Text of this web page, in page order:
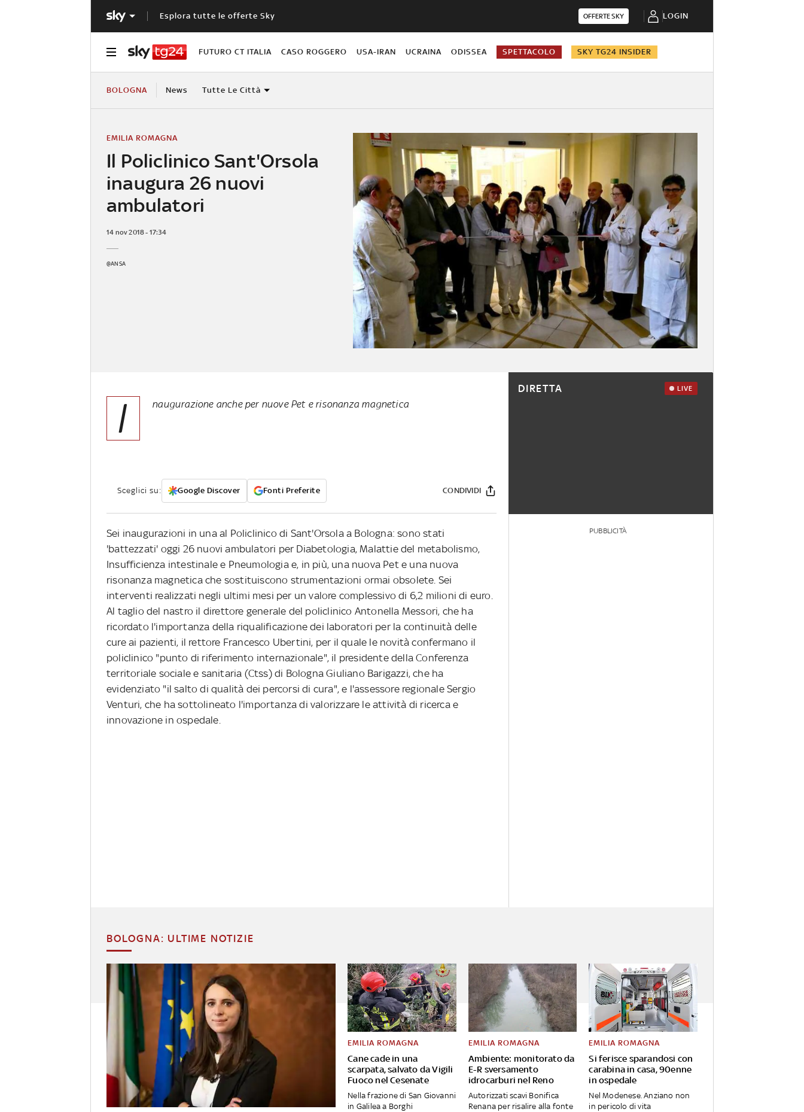
Esplora tutte le offerte Sky OFFERTE SKY LOGIN
FUTURO CT ITALIA CASO ROGGERO USA-IRAN UCRAINA ODISSEA SPETTACOLO SKY TG24 INSIDER
BOLOGNA News Tutte Le Città
Il Policlinico Sant'Orsola
inaugura 26 nuovi
ambulatori
EMILIA ROMAGNA
14 nov 2018 - 17:34
@ANSA
I naugurazione anche per nuove Pet e risonanza magnetica
Sceglici su: Google Discover Fonti Preferite CONDIVIDI
Sei inaugurazioni in una al Policlinico di Sant'Orsola a Bologna: sono stati
'battezzati' oggi 26 nuovi ambulatori per Diabetologia, Malattie del metabolismo,
Insufficienza intestinale e Pneumologia e, in più, una nuova Pet e una nuova
risonanza magnetica che sostituiscono strumentazioni ormai obsolete. Sei
interventi realizzati negli ultimi mesi per un valore complessivo di 6,2 milioni di euro.
Al taglio del nastro il direttore generale del policlinico Antonella Messori, che ha
ricordato l'importanza della riqualificazione dei laboratori per la continuità delle
cure ai pazienti, il rettore Francesco Ubertini, per il quale le novità confermano il
policlinico "punto di riferimento internazionale", il presidente della Conferenza
territoriale sociale e sanitaria (Ctss) di Bologna Giuliano Barigazzi, che ha
evidenziato "il salto di qualità dei percorsi di cura", e l'assessore regionale Sergio
Venturi, che ha sottolineato l'importanza di valorizzare le attività di ricerca e
innovazione in ospedale.
DIRETTA LIVE
PUBBLICITÀ
BOLOGNA: ULTIME NOTIZIE
Cane cade in una
scarpata, salvato da Vigili
Fuoco nel Cesenate
EMILIA ROMAGNA
Nella frazione di San Giovanni
in Galilea a Borghi
Ambiente: monitorato da
E-R sversamento
idrocarburi nel Reno
EMILIA ROMAGNA
Autorizzati scavi Bonifica
Renana per risalire alla fonte
Si ferisce sparandosi con
carabina in casa, 90enne
in ospedale
EMILIA ROMAGNA
Nel Modenese. Anziano non
in pericolo di vita